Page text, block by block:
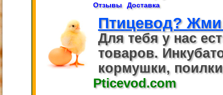
Отзывы Доставка
Птицевод?
Для тебя у нас
товаров.
кормушки,
Pticevod.com